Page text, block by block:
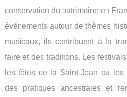
conservation du patrimoine en
événements autour de thèmes
musicaux, ils contribuent à la
faire et des traditions. Les
les fêtes de la Saint-Jean ou les
des pratiques ancestrales et